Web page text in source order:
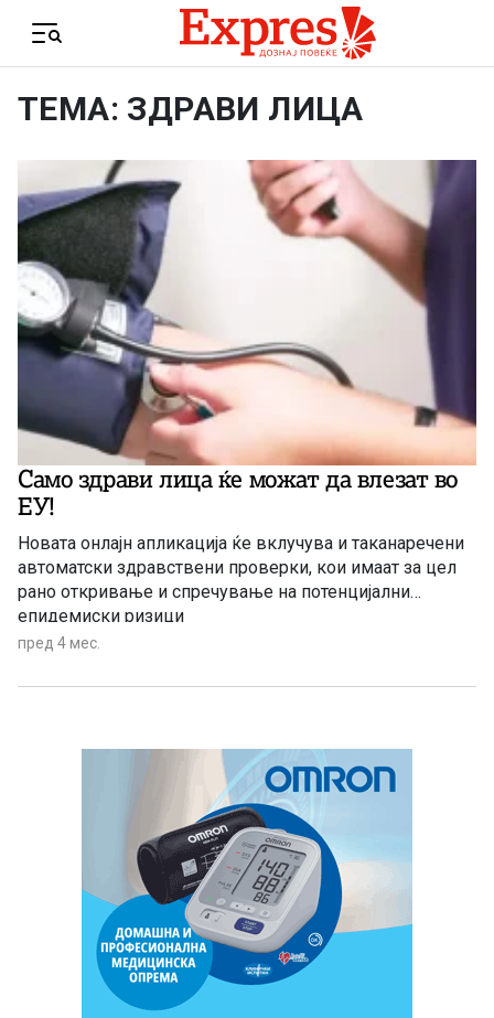
Menu
ТЕМА: ЗДРАВИ ЛИЦА
Само здрави лица ќе можат да влезат во
ЕУ!
Новата онлајн апликација ќе вклучува и таканаречени
автоматски здравствени проверки, кои имаат за цел
рано откривање и спречување на потенцијални
епидемиски ризици
пред 4 мес.